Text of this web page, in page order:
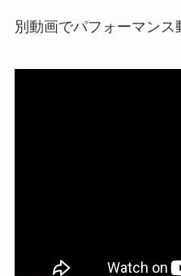
別動画でパフォーマンス